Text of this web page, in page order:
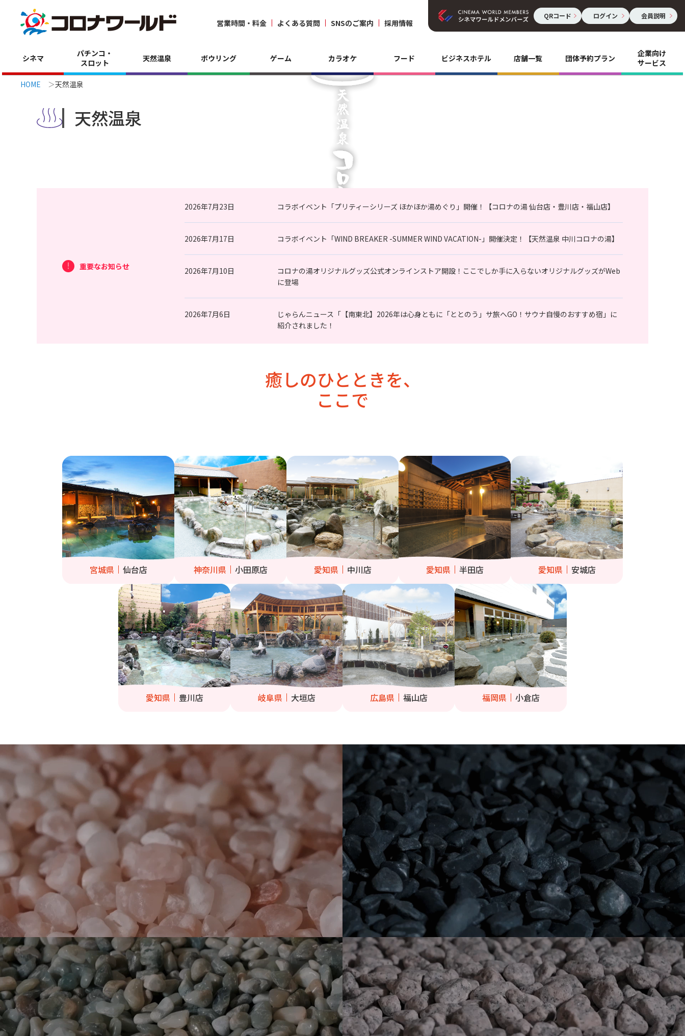
営業時間・料金 よくある質問 SNSのご案内 採用情報
QRコード ログイン 会員説明
シネマ
パチンコ・
スロット
天然温泉 ボウリング ゲーム カラオケ フード ビジネスホテル 店舗一覧 団体予約プラン
企業向け
サービス
HOME 天然温泉
天然温泉
重要なお知らせ
2026年7月23日 コラボイベント「プリティーシリーズ ほかほか湯めぐり」開催！【コロナの湯 仙台店・豊川店・福山店】
2026年7月17日 コラボイベント「WIND BREAKER -SUMMER WIND VACATION-」開催決定！【天然温泉 中川コロナの湯】
2026年7月10日
コロナの湯オリジナルグッズ公式オンラインストア開設！ここでしか手に入らないオリジナルグッズがWeb
に登場
2026年7月6日
じゃらんニュース「【南東北】2026年は心身ともに「ととのう」サ旅へGO！サウナ自慢のおすすめ宿」に
紹介されました！
癒しのひとときを、
ここで
宮城県 仙台店 神奈川県 小田原店 愛知県 中川店 愛知県 半田店 愛知県 安城店
愛知県 豊川店 岐阜県 大垣店 広島県 福山店 福岡県 小倉店